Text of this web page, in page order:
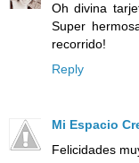
Oh divina
Super
recorrido!
Reply
Mi Espacio
Felicidades